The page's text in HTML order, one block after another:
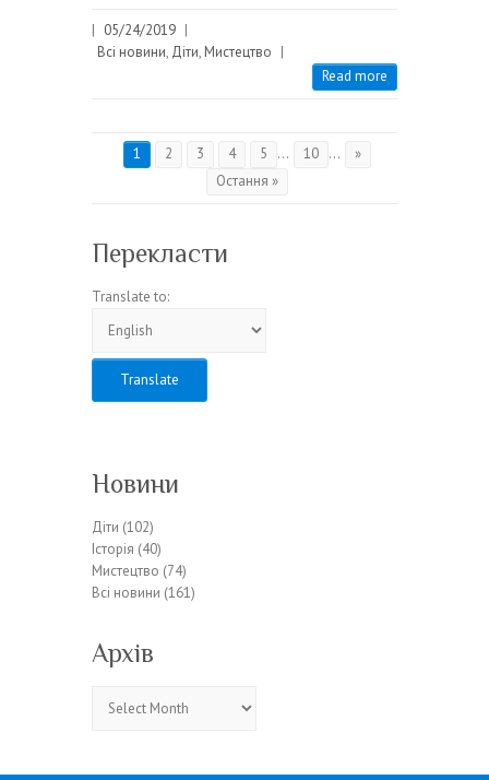
| 05/24/2019 |
Всі новини, Діти, Мистецтво |
Read more
1 2 3 4 5 ... 10 ...
»
Остання »
Перекласти
Translate to:
Новини
Діти (102)
Історія (40)
Мистецтво (74)
Всі новини (161)
Архів